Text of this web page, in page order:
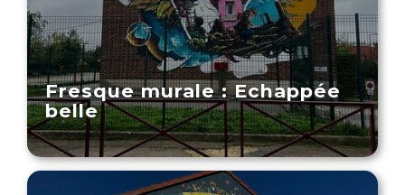
Fresque murale : Echappée
belle